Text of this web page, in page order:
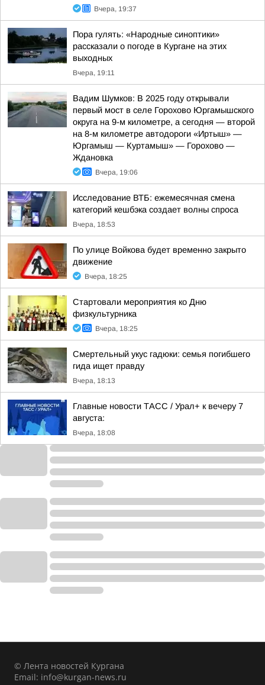
Вчера, 19:37
Пора гулять: «Народные синоптики»
рассказали о погоде в Кургане на этих
выходных
Вчера, 19:11
Вадим Шумков: В 2025 году открывали
первый мост в селе Горохово Юргамышского
округа на 9-м километре, а сегодня — второй
на 8-м километре автодороги «Иртыш» —
Юргамыш — Куртамыш» — Горохово —
Ждановка
Вчера, 19:06
Исследование ВТБ: ежемесячная смена
категорий кешбэка создает волны спроса
Вчера, 18:53
По улице Войкова будет временно закрыто
движение
Вчера, 18:25
Стартовали мероприятия ко Дню
физкультурника
Вчера, 18:25
Смертельный укус гадюки: семья погибшего
гида ищет правду
Вчера, 18:13
Главные новости ТАСС / Урал+ к вечеру 7
августа:
Вчера, 18:08
© Лента новостей Кургана
Email: info@kurgan-news.ru